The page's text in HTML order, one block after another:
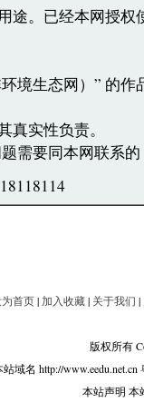
。已经本网授权
境生态网）” 的作
实性负责。
需要同本网联系
首页|加入收藏| 关于我们 |
版权所有
站域名 http://www.eedu.net.cn
本站声明 本